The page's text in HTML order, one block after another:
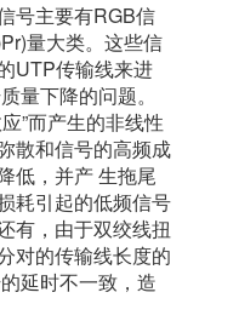
主要有RGB信
量大类。这些信
UTP传输线来进
量下降的问题。
”而产生的非线性
散和信号的高频成
低，并产 生拖尾
耗引起的低频信号
有，由于双绞线扭
对的传输线长度的
延时不一致，造